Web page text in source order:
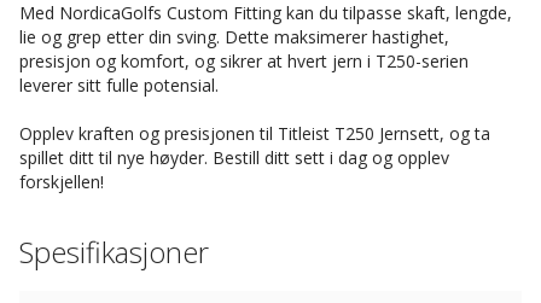
Med NordicaGolfs Custom Fitting kan du tilpasse skaft, lengde,
lie og grep etter din sving. Dette maksimerer hastighet,
presisjon og komfort, og sikrer at hvert jern i T250-serien
leverer sitt fulle potensial.
Opplev kraften og presisjonen til Titleist T250 Jernsett, og ta
spillet ditt til nye høyder. Bestill ditt sett i dag og opplev
forskjellen!
Spesifikasjoner